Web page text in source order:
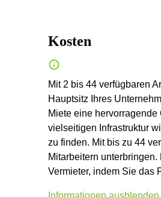
Kosten
Mit 2 bis 44 verfügbaren
Hauptsitz Ihres
Miete eine
vielseitigen Infrastruktur
zu finden. Mit bis zu 44
Mitarbeitern
Vermieter, indem Sie das